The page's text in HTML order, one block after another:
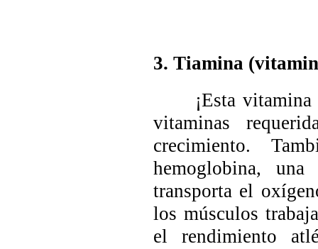
3. Tiamina
¡Esta vitamina B
vitaminas
crecimiento.
hemoglobina,
transporta el
los músculos
el rendimiento